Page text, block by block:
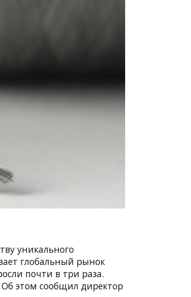
уникального
глобальный рынок
почти в три раза.
этом сообщил директор